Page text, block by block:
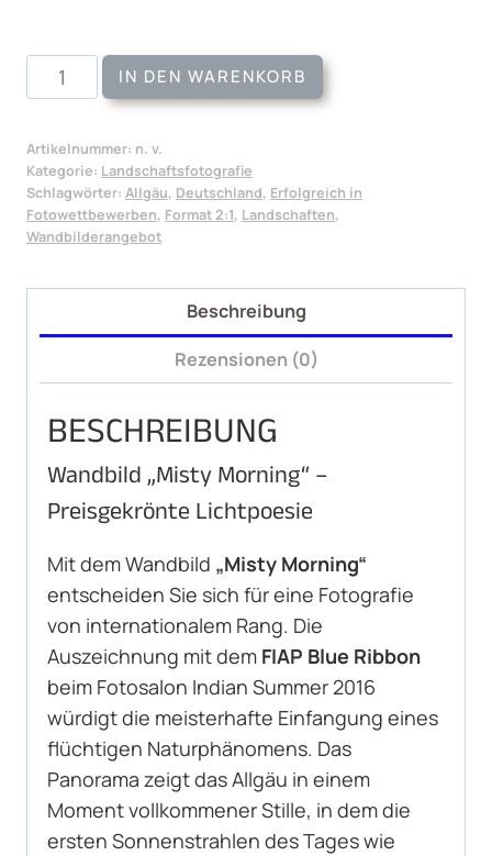
Wandbild
Misty
Menge
IN DEN WARENKORB
Artikelnummer: n. v.
Kategorie: Landschaftsfotografie
Schlagwörter: Allgäu, Deutschland, Erfolgreich in
Fotowettbewerben, Format 2:1, Landschaften,
Wandbilderangebot
Beschreibung
Rezensionen (0)
BESCHREIBUNG
Wandbild „Misty Morning“ –
Preisgekrönte Lichtpoesie
Mit dem Wandbild „Misty Morning“
entscheiden Sie sich für eine Fotografie
von internationalem Rang. Die
Auszeichnung mit dem FIAP Blue Ribbon
beim Fotosalon Indian Summer 2016
würdigt die meisterhafte Einfangung eines
flüchtigen Naturphänomens. Das
Panorama zeigt das Allgäu in einem
Moment vollkommener Stille, in dem die
ersten Sonnenstrahlen des Tages wie